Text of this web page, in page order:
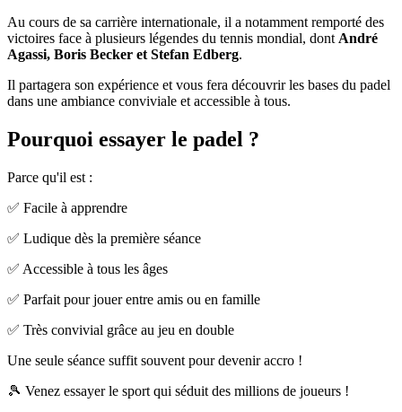
Au cours de sa carrière internationale, il a notamment remporté des
victoires face à plusieurs légendes du tennis mondial, dont André
Agassi, Boris Becker et Stefan Edberg.
Il partagera son expérience et vous fera découvrir les bases du padel
dans une ambiance conviviale et accessible à tous.
Pourquoi essayer le padel ?
Parce qu'il est :
✅ Facile à apprendre
✅ Ludique dès la première séance
✅ Accessible à tous les âges
✅ Parfait pour jouer entre amis ou en famille
✅ Très convivial grâce au jeu en double
Une seule séance suffit souvent pour devenir accro !
🎾 Venez essayer le sport qui séduit des millions de joueurs !